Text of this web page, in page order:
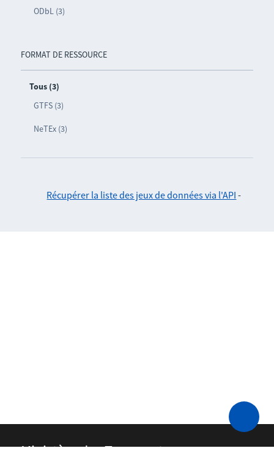
ODbL (3)
FORMAT DE RESSOURCE
Tous (3)
GTFS (3)
NeTEx (3)
Récupérer la liste des jeux de données via l'API -
Ministère des Transports